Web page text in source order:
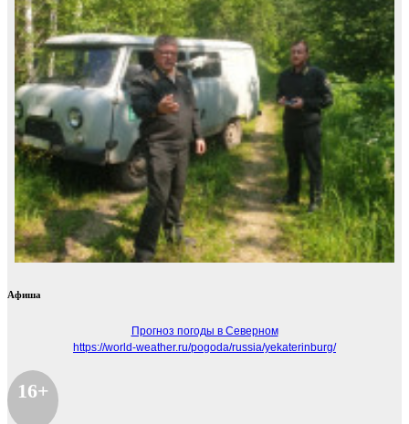
Афиша
Прогноз погоды в Северном
https://world-weather.ru/pogoda/russia/yekaterinburg/
16+